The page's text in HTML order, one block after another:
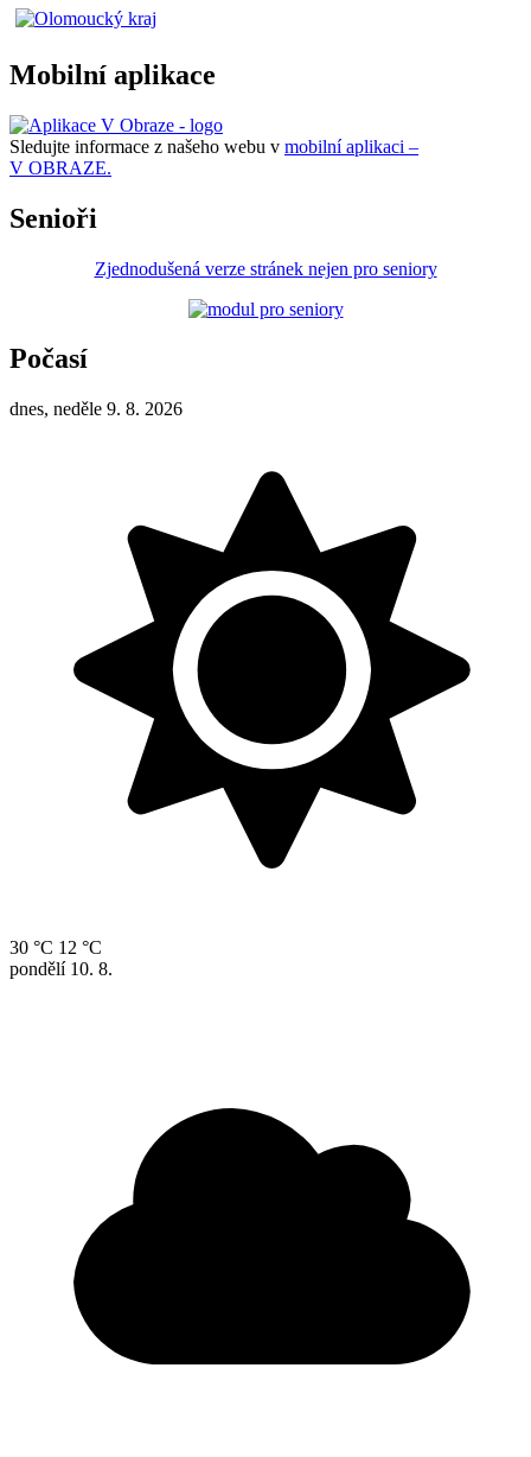
Mobilní aplikace
Sledujte informace z našeho webu v mobilní aplikaci –
V OBRAZE.
Senioři
Zjednodušená verze stránek nejen pro seniory
Počasí
dnes, neděle 9. 8. 2026
30 °C 12 °C
pondělí 10. 8.